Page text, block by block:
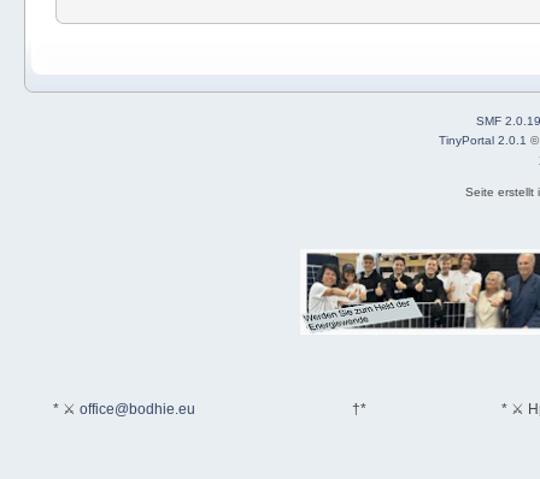
SMF 2.0.19
TinyPortal 2.0.1
Seite erstellt
* ⚔ office@bodhie.eu †* * ⚔